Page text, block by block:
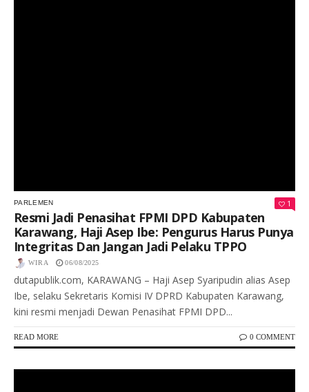
PARLEMEN 1
Resmi Jadi Penasihat FPMI DPD Kabupaten
Karawang, Haji Asep Ibe: Pengurus Harus Punya
Integritas Dan Jangan Jadi Pelaku TPPO
WIRA 06/08/2025
dutapublik.com, KARAWANG – Haji Asep Syaripudin alias Asep
Ibe, selaku Sekretaris Komisi IV DPRD Kabupaten Karawang,
kini resmi menjadi Dewan Penasihat FPMI DPD...
READ MORE 0 COMMENT
Keterangan Gambar: Rapat Paripurna DPRD Karawang Dengan Agenda Pembentukan Pansus RPJMD 2025-2029